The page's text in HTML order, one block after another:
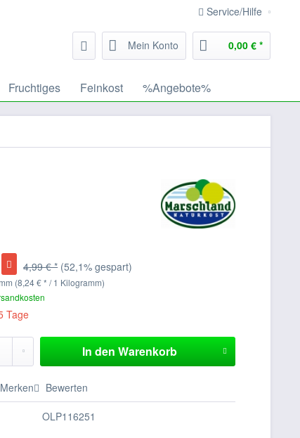
Service/Hilfe
Mein Konto 0,00 € *
Fruchtiges Feinkost %Angebote%
4,99 € * (52,1% gespart)
(8,24 € * / 1 Kilogramm)
Tage
In den Warenkorb
Merken Bewerten
OLP116251